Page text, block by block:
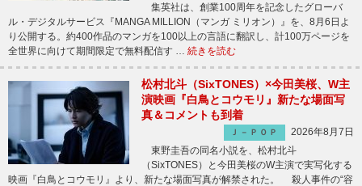
集英社は、創業100周年を記念したグローバ
ル・デジタルサービス『MANGA MILLION（マンガ ミリオン）』を、8月6日よ
り公開する。約400作品のマンガを100以上の言語に翻訳し、計100万ページを
全世界に向けて期間限定で無料配信す … 続きを読む
松村北斗（SixTONES）×今田美桜、W主
演映画『白鳥とコウモリ』新たな場面写
真＆コメントも到着
Ｊ－ＰＯＰ
2026年8月7日
東野圭吾の同名小説を、松村北斗
（SixTONES）と今田美桜のW主演で実写化する
映画『白鳥とコウモリ』より、新たな場面写真が解禁された。 殺人事件の“容